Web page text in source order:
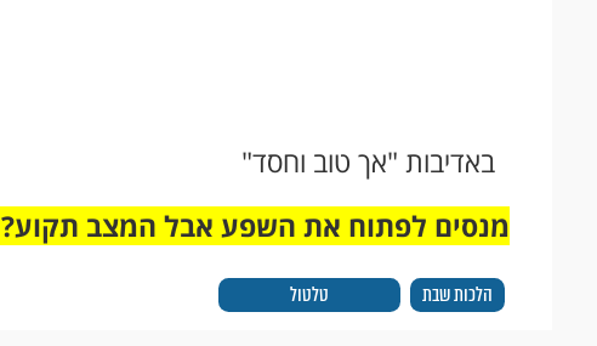
באדיבות "אך טוב וחסד"
הלכות שבת טלטול
מנסים לפתוח את השפע אבל המצב תקוע?